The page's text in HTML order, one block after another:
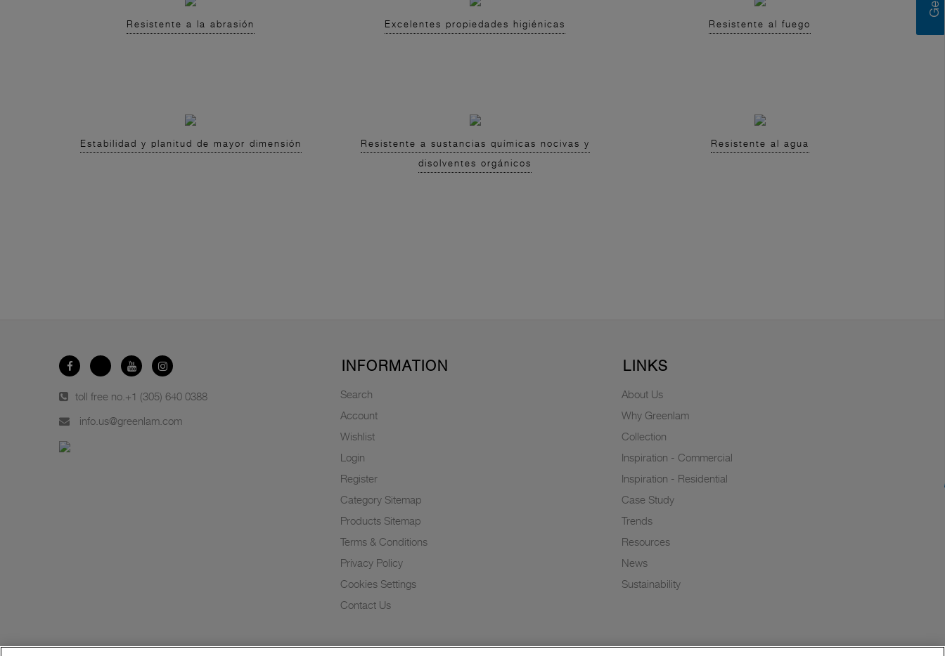
Resistente a la abrasión Excelentes propiedades higiénicas Resistente al fuego
Estabilidad y planitud de mayor dimensión
Resistente a sustancias químicas nocivas y
disolventes orgánicos
Resistente al agua
toll free no. +1 (305) 640 0388
info.us@greenlam.com
INFORMATION
Search
Account
Wishlist
Login
Register
Category Sitemap
Products Sitemap
Terms & Conditions
Privacy Policy
Cookies Settings
Contact Us
LINKS
About Us
Why Greenlam
Collection
Inspiration - Commercial
Inspiration - Residential
Case Study
Trends
Resources
News
Sustainability